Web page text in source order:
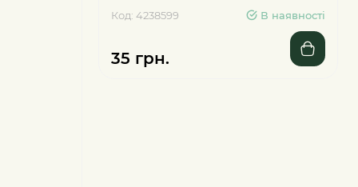
Код: 4238599 В наявності
35 грн.